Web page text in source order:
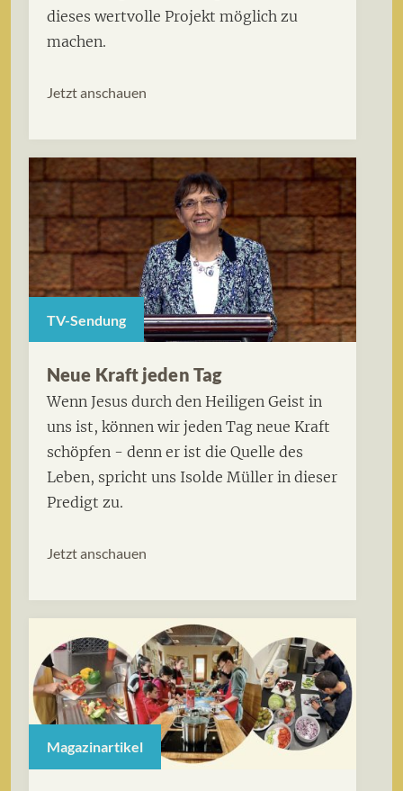
dieses wertvolle Projekt möglich zu
machen.
Jetzt anschauen
TV-Sendung
Neue Kraft jeden Tag
Wenn Jesus durch den Heiligen Geist in
uns ist, können wir jeden Tag neue Kraft
schöpfen - denn er ist die Quelle des
Leben, spricht uns Isolde Müller in dieser
Predigt zu.
Jetzt anschauen
Magazinartikel